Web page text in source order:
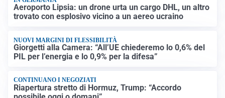
Aeroporto Lipsia: un drone urta un cargo DHL, un altro
trovato con esplosivo vicino a un aereo ucraino
NUOVI MARGINI DI FLESSIBILITÀ
Giorgetti alla Camera: “All’UE chiederemo lo 0,6% del
PIL per l’energia e lo 0,9% per la difesa”
CONTINUANO I NEGOZIATI
Riapertura stretto di Hormuz, Trump: “Accordo